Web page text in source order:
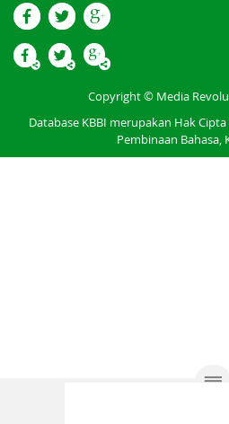
Copyright © Media
Database KBBI merupakan Hak
Pembinaan Bahasa,